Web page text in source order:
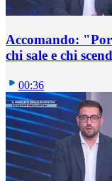
Accomando:
chi sale e chi
00:36